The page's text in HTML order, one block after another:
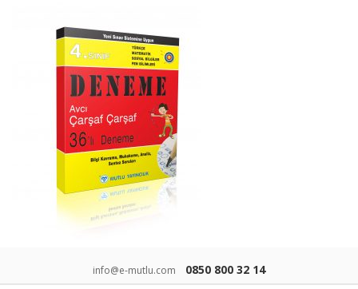
info@e-mutlu.com 0850 800 32 14